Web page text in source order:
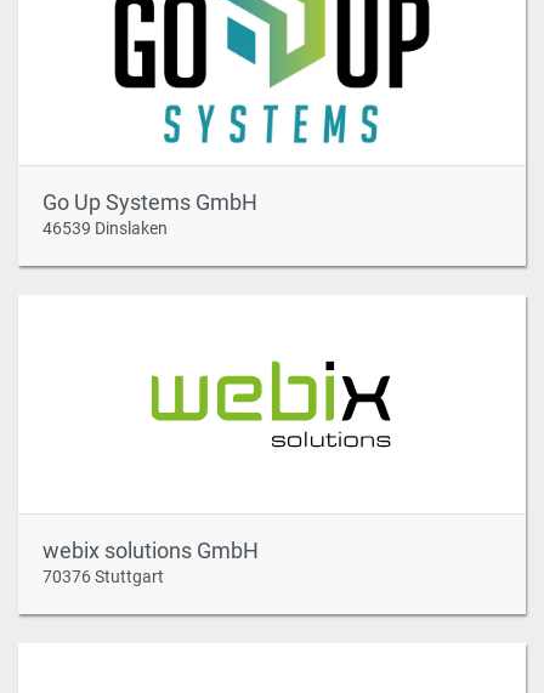
Go Up Systems GmbH
46539 Dinslaken
webix solutions GmbH
70376 Stuttgart